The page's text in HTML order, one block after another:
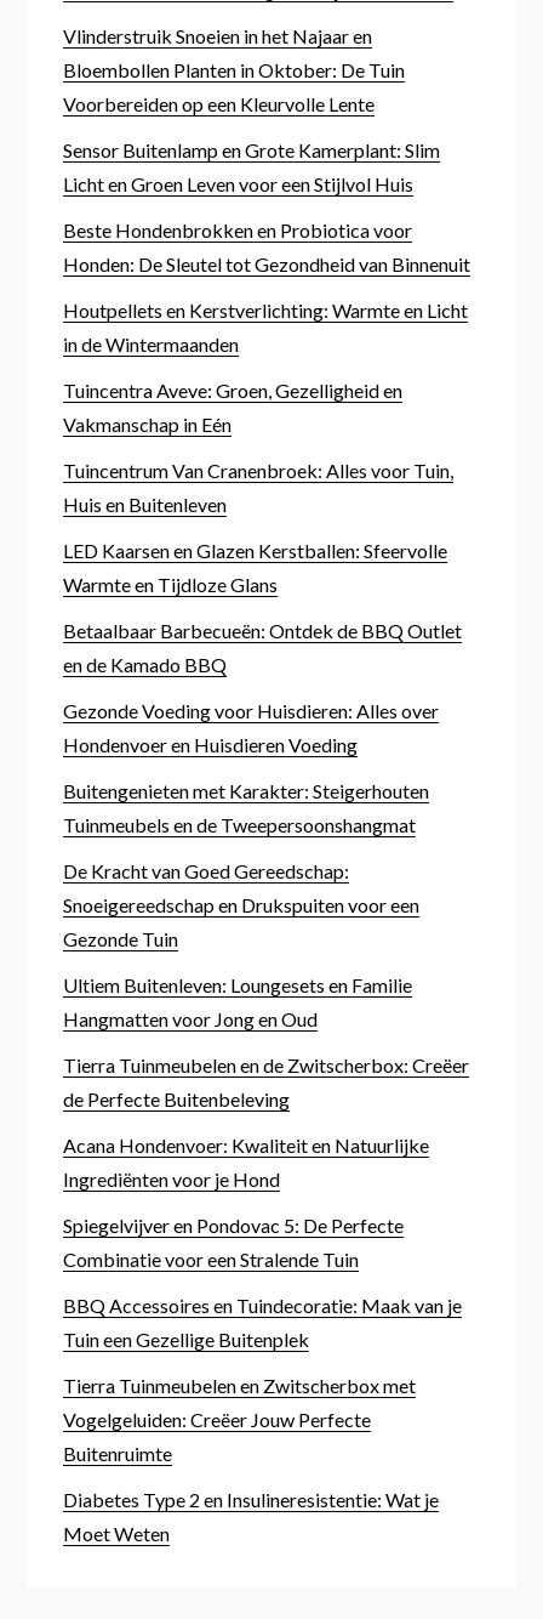
Vlinderstruik Snoeien in het Najaar en
Bloembollen Planten in Oktober: De Tuin
Voorbereiden op een Kleurvolle Lente
Sensor Buitenlamp en Grote Kamerplant: Slim
Licht en Groen Leven voor een Stijlvol Huis
Beste Hondenbrokken en Probiotica voor
Honden: De Sleutel tot Gezondheid van Binnenuit
Houtpellets en Kerstverlichting: Warmte en Licht
in de Wintermaanden
Tuincentra Aveve: Groen, Gezelligheid en
Vakmanschap in Eén
Tuincentrum Van Cranenbroek: Alles voor Tuin,
Huis en Buitenleven
LED Kaarsen en Glazen Kerstballen: Sfeervolle
Warmte en Tijdloze Glans
Betaalbaar Barbecueën: Ontdek de BBQ Outlet
en de Kamado BBQ
Gezonde Voeding voor Huisdieren: Alles over
Hondenvoer en Huisdieren Voeding
Buitengenieten met Karakter: Steigerhouten
Tuinmeubels en de Tweepersoonshangmat
De Kracht van Goed Gereedschap:
Snoeigereedschap en Drukspuiten voor een
Gezonde Tuin
Ultiem Buitenleven: Loungesets en Familie
Hangmatten voor Jong en Oud
Tierra Tuinmeubelen en de Zwitscherbox: Creëer
de Perfecte Buitenbeleving
Acana Hondenvoer: Kwaliteit en Natuurlijke
Ingrediënten voor je Hond
Spiegelvijver en Pondovac 5: De Perfecte
Combinatie voor een Stralende Tuin
BBQ Accessoires en Tuindecoratie: Maak van je
Tuin een Gezellige Buitenplek
Tierra Tuinmeubelen en Zwitscherbox met
Vogelgeluiden: Creëer Jouw Perfecte
Buitenruimte
Diabetes Type 2 en Insulineresistentie: Wat je
Moet Weten